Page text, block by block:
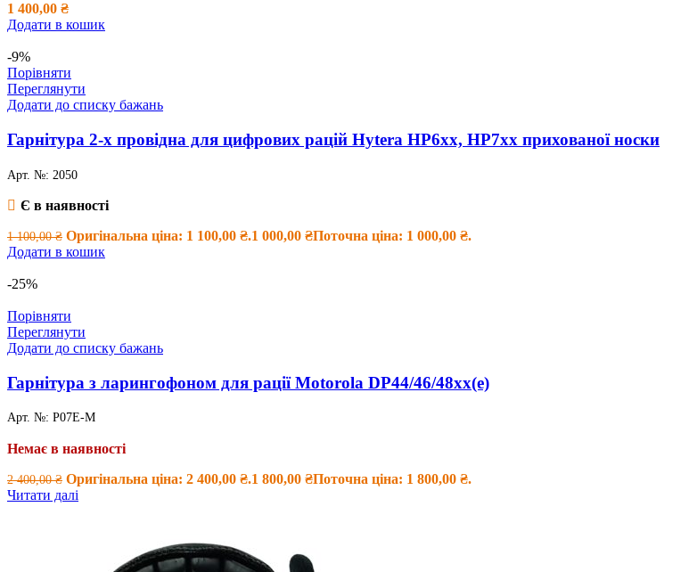
1 400,00 ₴
Додати в кошик
-9%
Порівняти
Переглянути
Додати до списку бажань
Гарнітура 2-х провідна для цифрових рацій Hytera HP6xx, HP7xx прихованої носки
Арт. №: 2050
Є в наявності
1 100,00₴ Оригінальна ціна: 1 100,00 ₴.1 000,00 ₴Поточна ціна: 1 000,00 ₴.
Додати в кошик
-25%
Порівняти
Переглянути
Додати до списку бажань
Гарнітура з ларингофоном для рації Motorola DP44/46/48xx(e)
Арт. №: P07E-M
Немає в наявності
2 400,00₴ Оригінальна ціна: 2 400,00 ₴.1 800,00 ₴Поточна ціна: 1 800,00 ₴.
Читати далі